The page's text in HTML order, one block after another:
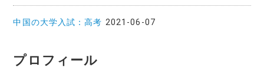
中国の大学入試：高考 2021-06-07
プロフィール